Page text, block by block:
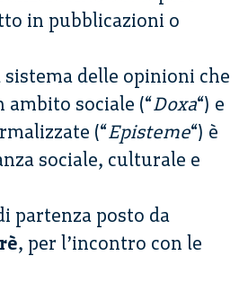
in pubblicazioni o
delle opinioni che
sociale (“Doxa“) e
(“Episteme“) è
sociale, culturale e
partenza posto da
, per l’incontro con le